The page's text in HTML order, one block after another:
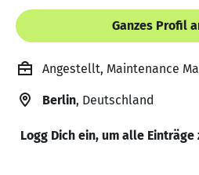
Ganzes Profil
Angestellt, Maintenance
Berlin, Deutschland
Logg Dich ein, um alle Einträge